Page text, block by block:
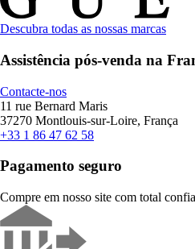
Descubra todas as nossas marcas
Assistência pós-venda na
Contacte-nos
11 rue Bernard Maris
37270 Montlouis-sur-Loire, França
+33 1 86 47 62 58
Pagamento seguro
Compre em nosso site com total